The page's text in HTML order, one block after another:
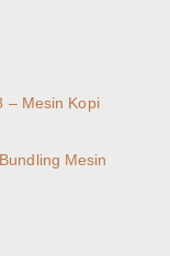
– Mesin Kopi
Mesin